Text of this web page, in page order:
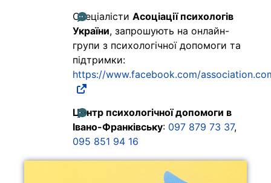
Спеціалісти Асоціації психологів
України, запрошують на онлайн-
групи з психологічної допомоги та
підтримки:
https://www.facebook.com/
Центр психологічної допомоги в
Івано-Франківську: 097 879 73 37,
095 851 94 16